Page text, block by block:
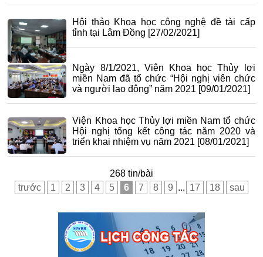
Hội thảo Khoa học công nghệ đề tài cấp
tỉnh tại Lâm Đồng [27/02/2021]
Ngày 8/1/2021, Viện Khoa học Thủy lợi
miền Nam đã tổ chức “Hội nghị viên chức
và người lao động” năm 2021 [09/01/2021]
Viện Khoa học Thủy lợi miền Nam tổ chức
Hội nghị tổng kết công tác năm 2020 và
triển khai nhiệm vụ năm 2021 [08/01/2021]
268 tin/bài
trước
1 2 3 4 5 6 7 8 9 ... 17 18 sau